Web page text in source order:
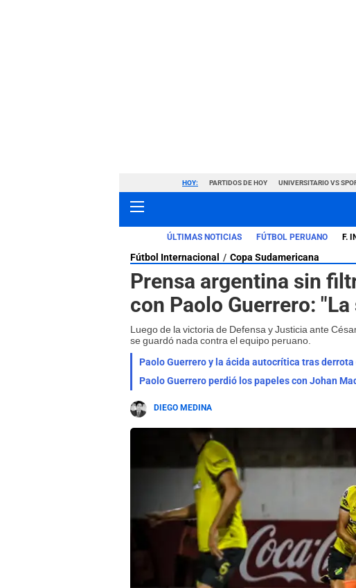
HOY: PARTIDOS DE HOY UNIVERSITARIO VS
ÚLTIMAS NOTICIAS FÚTBOL PERUANO F.
Fútbol Internacional Copa Sudamericana
Prensa argentina sin
con Paolo Guerrero:
Luego de la victoria de Defensa y Justicia ante
se guardó nada contra el equipo peruano.
Paolo Guerrero y la ácida autocrítica tras
Paolo Guerrero perdió los papeles con Johan
DIEGO MEDINA